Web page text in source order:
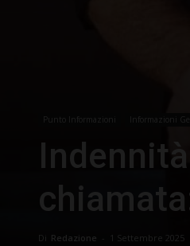
Punto Informazioni Informazioni
Di Redazione 1 Settembre 2025